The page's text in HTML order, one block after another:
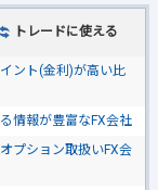
トレードに使える
ント(金利)が高い比
情報が豊富なFX会社
プション取扱いFX会